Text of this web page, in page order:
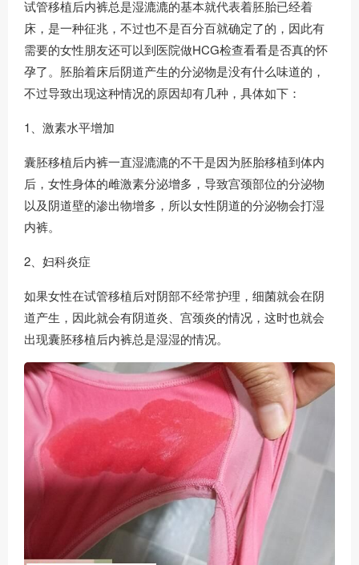
试管移植后内裤总是湿漉漉的基本就代表着胚胎已经着
床，是一种征兆，不过也不是百分百就确定了的，因此有
需要的女性朋友还可以到医院做HCG检查看看是否真的怀
孕了。胚胎着床后阴道产生的分泌物是没有什么味道的，
不过导致出现这种情况的原因却有几种，具体如下：
1、激素水平增加
囊胚移植后内裤一直湿漉漉的不干是因为胚胎移植到体内
后，女性身体的雌激素分泌增多，导致宫颈部位的分泌物
以及阴道壁的渗出物增多，所以女性阴道的分泌物会打湿
内裤。
2、妇科炎症
如果女性在试管移植后对阴部不经常护理，细菌就会在阴
道产生，因此就会有阴道炎、宫颈炎的情况，这时也就会
出现囊胚移植后内裤总是湿湿的情况。